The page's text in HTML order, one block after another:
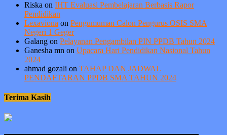
Riska on IHT Evaluasi Pembelajaran Berbasis Rapor
Pendidikan
Lexaviona on Pengumuman Calon Pengurus OSIS SMA
Negeri 1 Geger
Galang on Pelayanan Pengambilan PIN PPDB Tahun 2024
Ganesha mn on Upacara Hari Pendidikan Nasional Tahun
2024
ahmad gozali on TAHAP DAN JADWAL
PENDAFTARAN PPDB SMA TAHUN 2024
Terima Kasih